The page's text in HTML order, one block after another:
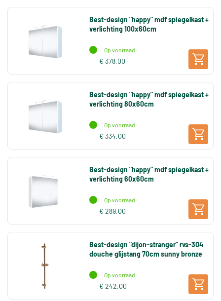
Best-design "happy" mdf spiegelkast +
verlichting 100x60cm
Op voorraad
€ 378,00
Best-design "happy" mdf spiegelkast +
verlichting 80x60cm
Op voorraad
€ 334,00
Best-design "happy" mdf spiegelkast +
verlichting 60x60cm
Op voorraad
€ 289,00
Best-design "dijon-stranger" rvs-304
douche glijstang 70cm sunny bronze
Op voorraad
€ 242,00